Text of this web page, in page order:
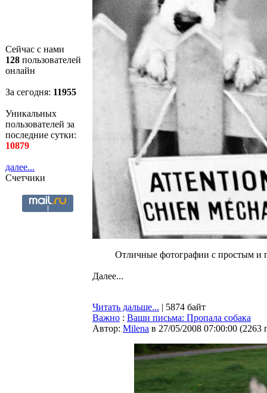
Сейчас с нами
128 пользователей
онлайн
За сегодня: 11955
Уникальных
пользователей за
последние сутки:
10879
далее...
Счетчики
Отличные фотографии с простым
Далее...
Читать дальше... | 5874 байт
Важно : Ваши письма: Пропала собака
Автор: Milena в 27/05/2008 07:00:00 (2263